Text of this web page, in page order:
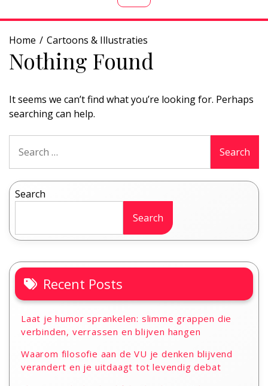
Menu
Home Cartoons & Illustraties
Nothing Found
It seems we can’t find what you’re looking for. Perhaps
searching can help.
for:
Search
Search
Recent Posts
Laat je humor sprankelen: slimme grappen die
verbinden, verrassen en blijven hangen
Waarom filosofie aan de VU je denken blijvend
verandert en je uitdaagt tot levendig debat